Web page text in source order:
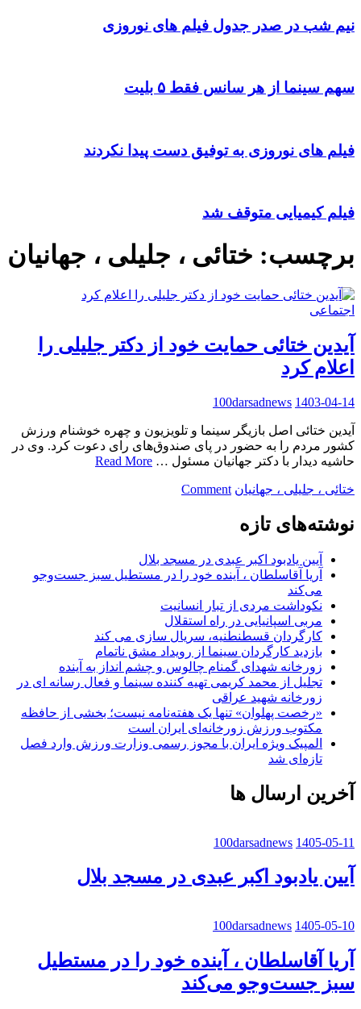
نیم شب در صدر جدول فیلم های نوروزی
سهم سینما از هر سانس فقط ۵ بلیت
فیلم های نوروزی به توفیق دست پیدا نکردند
فیلم کیمیایی متوقف شد
برچسب: ختائی ، جلیلی ، جهانیان
اجتماعی
آیدین ختائی حمایت خود از دکتر جلیلی را
اعلام کرد
100darsadnews 1403-04-14
آیدین ختائی اصل بازیگر سینما و تلویزیون و چهره خوشنام ورزش
کشور مردم را به حضور در پای صندوق‌های رای دعوت کرد. وی در
حاشیه دیدار با دکتر جهانیان مسئول … Read More
ختائی ، جلیلی ، جهانیان Comment
on
از
دکتر
را
اعلام
کرد
نوشته‌های تازه
آیین یادبود اکبر عبدی در مسجد بلال
آریا آقاسلطان ، آینده خود را در مستطیل سبز جست‌وجو
می‌کند
نکوداشت مردی از تبار انسانیت
مربی اسپانیایی در راه استقلال
کارگردان قسطنطنیه، سریال سازی می کند
بازدید کارگردان سینما از رویداد مشق ناتمام
زورخانه شهدای گمنام چالوس و چشم انداز به آینده
تجلیل از محمد کریمی تهیه کننده سینما و فعال رسانه ای در
زورخانه شهید عراقی
«رخصت پهلوان» تنها یک هفته‌نامه نیست؛ بخشی از حافظه
مکتوب ورزش زورخانه‌ای ایران است
المپیک ویژه ایران با مجوز رسمی وزارت ورزش وارد فصل
تازه‌ای شد
آخرین ارسال ها
100darsadnews 1405-05-11
آیین یادبود اکبر عبدی در مسجد بلال
100darsadnews 1405-05-10
آریا آقاسلطان ، آینده خود را در مستطیل
سبز جست‌وجو می‌کند